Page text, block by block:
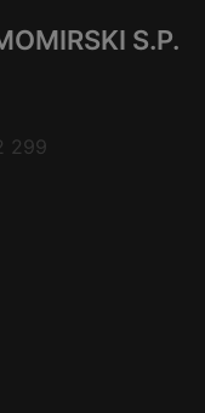
S.P.
299